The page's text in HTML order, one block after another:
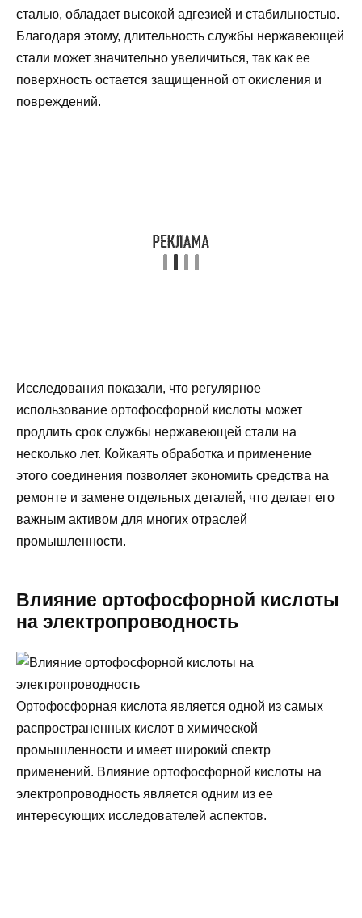
сталью, обладает высокой адгезией и стабильностью.
Благодаря этому, длительность службы нержавеющей
стали может значительно увеличиться, так как ее
поверхность остается защищенной от окисления и
повреждений.
Исследования показали, что регулярное
использование ортофосфорной кислоты может
продлить срок службы нержавеющей стали на
несколько лет. Койкаять обработка и применение
этого соединения позволяет экономить средства на
ремонте и замене отдельных деталей, что делает его
важным активом для многих отраслей
промышленности.
Влияние ортофосфорной кислоты
на электропроводность
Ортофосфорная кислота является одной из самых
распространенных кислот в химической
промышленности и имеет широкий спектр
применений. Влияние ортофосфорной кислоты на
электропроводность является одним из ее
интересующих исследователей аспектов.